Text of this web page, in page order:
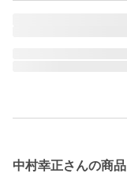
中村幸正さんの商品